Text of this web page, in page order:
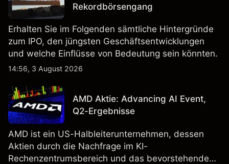
Rekordbörsengang
Erhalten Sie im Folgenden sämtliche Hintergründe
zum IPO, den jüngsten Geschäftsentwicklungen
und welche Einflüsse von Bedeutung sein könnten.
14:56, 3 August 2026
AMD Aktie: Advancing AI Event,
Q2-Ergebnisse
AMD ist ein US-Halbleiterunternehmen, dessen
Aktien durch die Nachfrage im KI-
Rechenzentrumsbereich und das bevorstehende